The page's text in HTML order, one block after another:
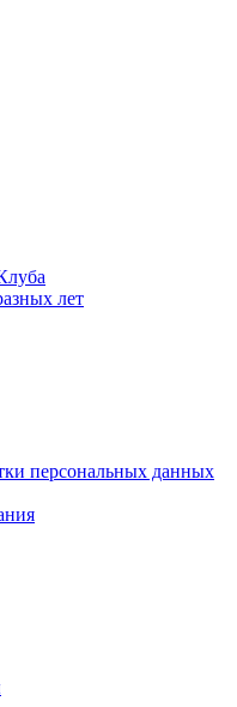
лет
персональных данных